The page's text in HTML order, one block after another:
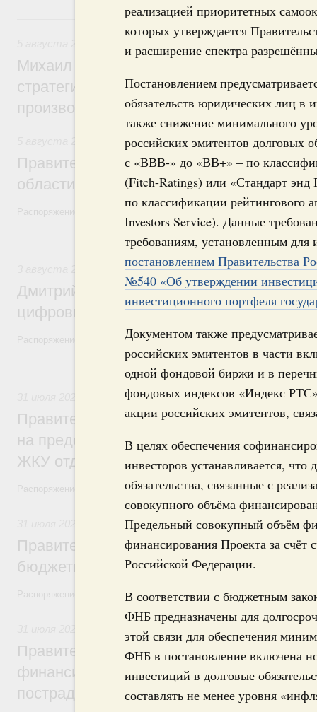
реализацией приоритетных
которых утверждается
и расширение спектра
Постановлением
обязательств юридических лиц
также снижение минимального
российских эмитентов долговых
с «ВВВ-» до «ВВ+» – по
(Fitch-Ratings) или «Стандарт
по классификации рейтингового
Investors Service). Данные
требованиям, установленным для
постановлением Правительства
№540 «Об утверждении
инвестиционного портфеля
Документом также
российских эмитентов в части
одной фондовой биржи и в
фондовых индексов «Индекс
акции российских эмитентов,
В целях обеспечения
инвесторов устанавливается,
обязательства, связанные с
совокупного объёма
Предельный совокупный объём
финансирования Проекта за счёт
Российской Федерации.
В соответствии с бюджетным
ФНБ предназначены для
этой связи для обеспечения
ФНБ в постановление включена
инвестиций в долговые
составлять не менее уровня
5 августа, среда
Михаил Мишустин дал поручения по
стратегической сессии, посвящённой
производительности труда
Национальный проект «Экологическое
Правительство увеличило объём
области в рамках федерального
Распоряжение от 3 августа 2026 года №2067-р
3 августа, понедельник
Регулирование в сфере торговли.
Дмитрий Григоренко возглавил штаб по
цифровых платформ
Распоряжение от 25 июля 2026 года №1966-р
31 июля, пятница
Социальная поддержка отдельных
Правительство направит регионам
на предоставление мер социальной
ЖКУ отдельным категориям граждан
Распоряжение от 30 июля 2026 года №2032-р
Бюджеты субъектов Федерации.
Правительство спишет часть
бюджетным кредитам ещё двум
Распоряжение от 29 июля 2026 года №2016-р
Чрезвычайные ситуации и ликвидация их
Правительство выделило
финансирование Дагестану и Чечне на
пострадавшим от наводнения